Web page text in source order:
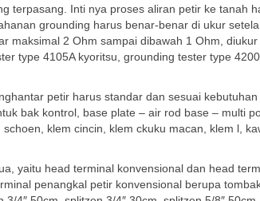
terpasang. Inti nya proses aliran petir ke tanah
grounding harus benar-benar di ukur
maksimal 2 Ohm sampai dibawah 1 Ohm, diukur
type 4105A kyoritsu, grounding tester type 4200
petir harus standar dan sesuai kebutuhan
bak kontrol, base plate – air rod base – multi
klem cincin, klem ckuku macan, klem l,
yaitu head terminal konvensional dan head
penangkal petir konvensional berupa